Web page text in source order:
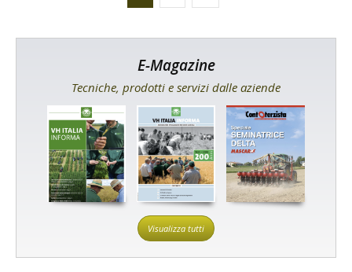
E-Magazine
Tecniche, prodotti e servizi dalle aziende
Visualizza tutti